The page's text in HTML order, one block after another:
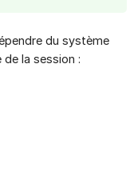
du système
de la session :